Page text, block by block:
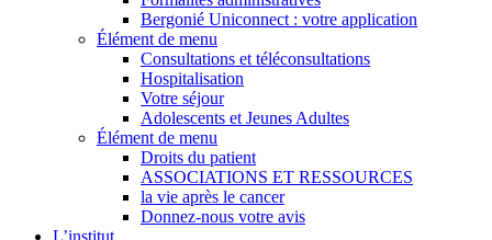
Bergonié Uniconnect : votre application
Élément de menu
Consultations et téléconsultations
Hospitalisation
Votre séjour
Adolescents et Jeunes Adultes
Élément de menu
Droits du patient
ASSOCIATIONS ET RESSOURCES
la vie après le cancer
Donnez-nous votre avis
L’institut